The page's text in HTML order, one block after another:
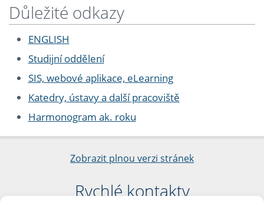
Důležité odkazy
ENGLISH
Studijní oddělení
SIS, webové aplikace, eLearning
Katedry, ústavy a další pracoviště
Harmonogram ak. roku
Zobrazit plnou verzi stránek
Rychlé kontakty